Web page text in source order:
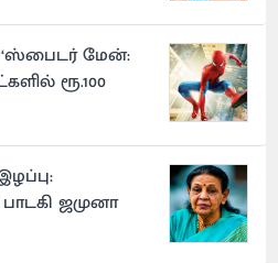
‘ஸ்பைடர் மேன்:
ரூ.100
ஜமுனா